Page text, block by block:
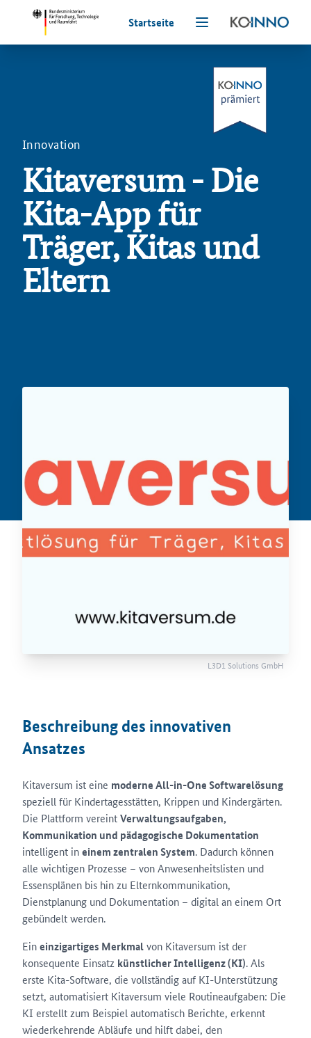
Startseite
Innovation
Kitaversum - Die
Kita-App für
Träger, Kitas und
Eltern
L3D1 Solutions GmbH
Beschreibung des innovativen
Ansatzes
Kitaversum ist eine moderne All-in-One Softwarelösung
speziell für Kindertagesstätten, Krippen und Kindergärten.
Die Plattform vereintVerwaltungsaufgaben,
Kommunikation und pädagogische Dokumentation
intelligent ineinem zentralen System. Dadurch können
alle wichtigen Prozesse – von Anwesenheitslisten und
Essensplänen bis hin zu Elternkommunikation,
Dienstplanung und Dokumentation – digital an einem Ort
gebündelt werden.
Eineinzigartiges Merkmalvon Kitaversum ist der
konsequente Einsatz künstlicher Intelligenz (KI). Als
erste Kita-Software, die vollständig auf KI-Unterstützung
setzt, automatisiert Kitaversum viele Routineaufgaben: Die
KI erstellt zum Beispiel automatisch Berichte, erkennt
wiederkehrende Abläufe und hilft dabei, den